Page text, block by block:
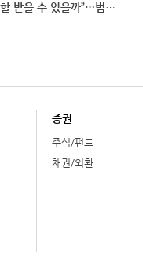
“사실혼도 재산분할 받을 수 있을까”…법원이 살펴보는
증권
주식/펀드
채권/외환